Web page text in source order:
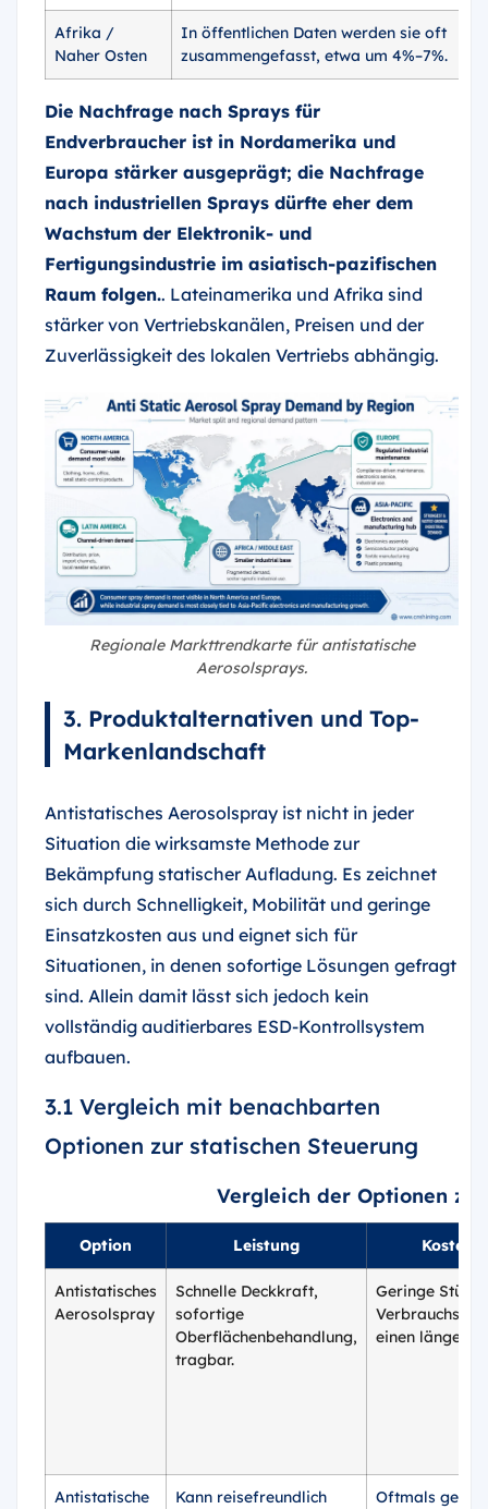
Afrika /
Naher Osten
In öffentlichen Daten werden sie oft
zusammengefasst, etwa um 4%–7%.
Die Nachfrage nach Sprays für
Endverbraucher ist in Nordamerika und
Europa stärker ausgeprägt; die Nachfrage
nach industriellen Sprays dürfte eher dem
Wachstum der Elektronik- und
Fertigungsindustrie im asiatisch-pazifischen
Raum folgen.. Lateinamerika und Afrika sind
stärker von Vertriebskanälen, Preisen und der
Zuverlässigkeit des lokalen Vertriebs abhängig.
Regionale Markttrendkarte für antistatische
Aerosolsprays.
3. Produktalternativen und Top-
Markenlandschaft
Antistatisches Aerosolspray ist nicht in jeder
Situation die wirksamste Methode zur
Bekämpfung statischer Aufladung. Es zeichnet
sich durch Schnelligkeit, Mobilität und geringe
Einsatzkosten aus und eignet sich für
Situationen, in denen sofortige Lösungen gefragt
sind. Allein damit lässt sich jedoch kein
vollständig auditierbares ESD-Kontrollsystem
aufbauen.
3.1 Vergleich mit benachbarten
Optionen zur statischen Steuerung
Vergleich der Optionen
Option Leistung
Antistatisches
Aerosolspray
Schnelle Deckkraft,
sofortige
Oberflächenbehandlung,
tragbar.
Geringe
einen
Antistatische
Kann reisefreundlich
Oftmals